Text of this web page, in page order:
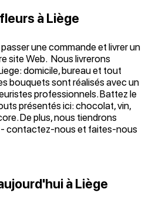
à Liège
une commande et livrer un
site Web. Nous livrerons
domicile, bureau et tout
bouquets sont réalisés avec un
professionnels. Battez le
présentés ici: chocolat, vin,
De plus, nous tiendrons
contactez-nous et faites-nous
à Liège